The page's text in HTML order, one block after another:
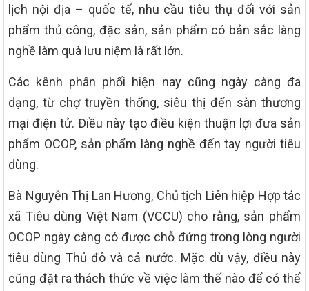
lịch nội địa – quốc tế, nhu cầu tiêu thụ đối với sản
phẩm thủ công, đặc sản, sản phẩm có bản sắc làng
nghề làm quà lưu niệm là rất lớn.
Các kênh phân phối hiện nay cũng ngày càng đa
dạng, từ chợ truyền thống, siêu thị đến sàn thương
mại điện tử. Điều này tạo điều kiện thuận lợi đưa sản
phẩm OCOP, sản phẩm làng nghề đến tay người tiêu
dùng.
Bà Nguyễn Thị Lan Hương, Chủ tịch Liên hiệp Hợp tác
xã Tiêu dùng Việt Nam (VCCU) cho rằng, sản phẩm
OCOP ngày càng có được chỗ đứng trong lòng người
tiêu dùng Thủ đô và cả nước. Mặc dù vậy, điều này
cũng đặt ra thách thức về việc làm thế nào để có thể